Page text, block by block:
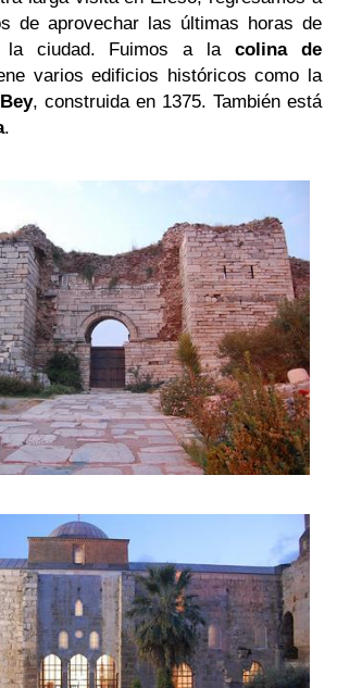
de aprovechar las últimas horas de
la ciudad. Fuimos a lacolina de
varios edificios históricos como la
, construida en 1375. También está
.